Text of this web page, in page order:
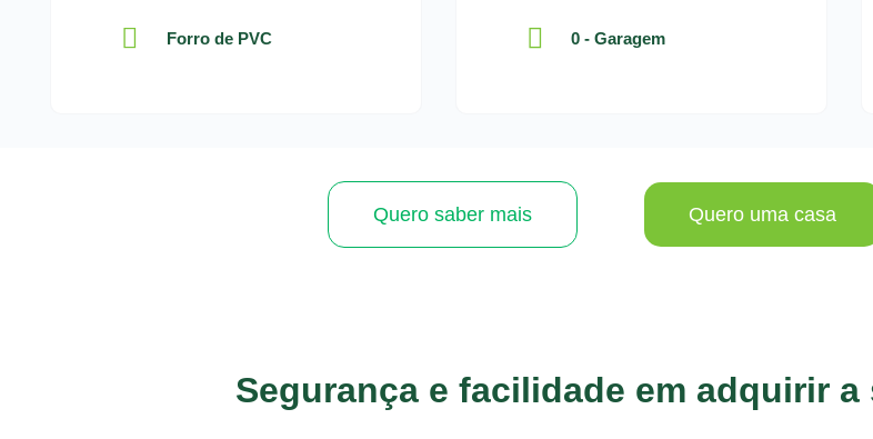
Forro de PVC 0 - Garagem
Quero saber mais Quero uma casa
Segurança e facilidade em adquirir a